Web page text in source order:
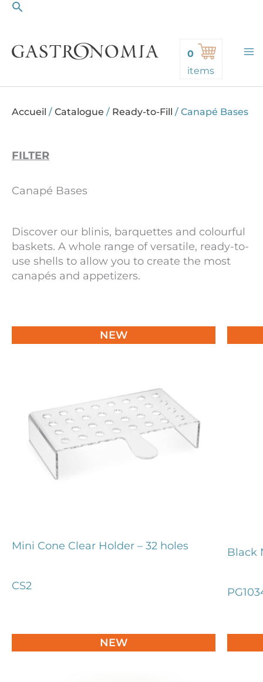
SkipSearch
0
items
Accueil / Catalogue / Ready-to-Fill / Canapé Bases
FILTER
Canapé Bases
Discover our blinis, barquettes and colourful
baskets. A whole range of versatile, ready-to-
use shells to allow you to create the most
canapés and appetizers.
NEW
Mini Cone Clear Holder – 32 holes
CS2
Black
NEW